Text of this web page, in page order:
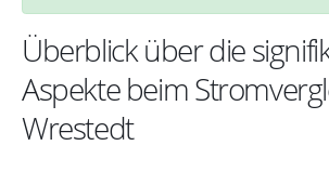
Überblick über die
Aspekte beim
Wrestedt